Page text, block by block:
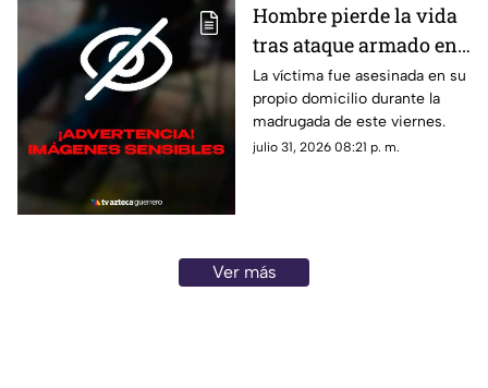
Hombre pierde la vida
tras ataque armado en
suburbio de Acapulco
La víctima fue asesinada en su
propio domicilio durante la
madrugada de este viernes.
julio 31, 2026 08:21 p. m.
Ver más